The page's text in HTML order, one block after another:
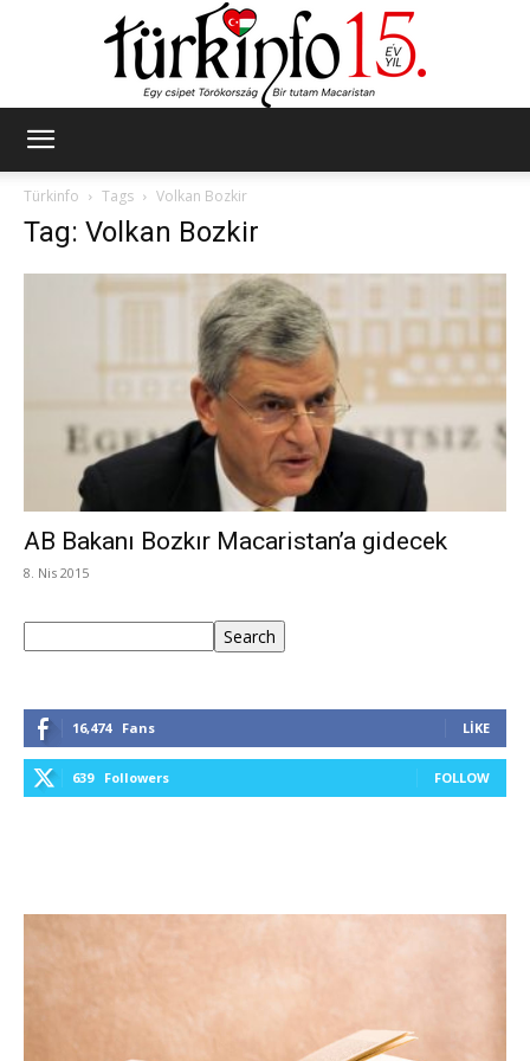
Türkinfo
Tags Volkan Bozkir
Tag: Volkan Bozkir
AB Bakanı Bozkır Macaristan’a gidecek
8. Nis 2015
Search
16,474 Fans LIKE
639 Followers FOLLOW